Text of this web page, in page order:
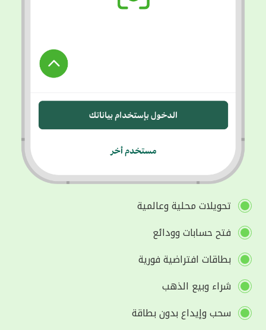
تحويلات محلية وعالمية
فتح حسابات وودائع
بطاقات افتراضية فورية
شراء وبيع الذهب
سحب وإيداع بدون بطاقة